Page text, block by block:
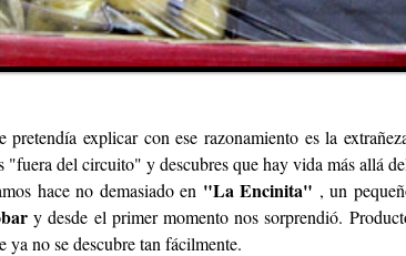
pretendía explicar con ese razonamiento es la
"fuera del circuito" y descubres que hay vida más allá
hace no demasiado en "La Encinita" , un
y desde el primer momento nos sorprendió.
ya no se descubre tan fácilmente.